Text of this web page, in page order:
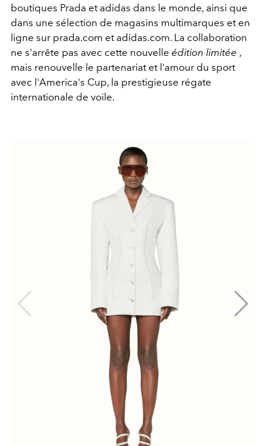
boutiques Prada et adidas dans le monde, ainsi que
dans une sélection de magasins multimarques et en
ligne sur prada.com et adidas.com. La collaboration
ne s'arrête pas avec cette nouvelle édition limitée ,
mais renouvelle le partenariat et l'amour du sport
avec l'America's Cup, la prestigieuse régate
internationale de voile.